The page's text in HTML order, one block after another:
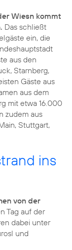
Wiesn kommt
Das schließt
ein, die
aus den
Starnberg,
Gäste aus
aus dem
mit etwa 16.000
zudem aus
Stuttgart,
ins
von der
Tag auf der
dabei unter
und